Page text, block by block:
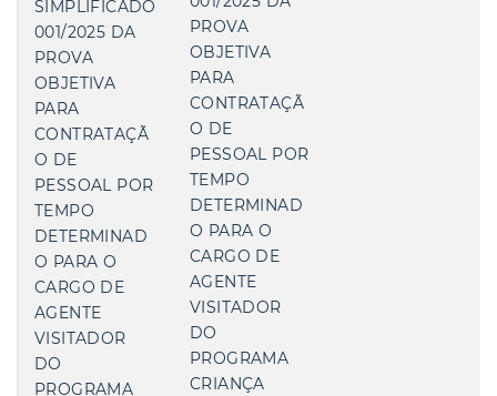
SIMPLIFICADO
001/2025 DA
PROVA
OBJETIVA
PARA
CONTRATAÇÃ
O DE
PESSOAL POR
TEMPO
DETERMINAD
O PARA O
CARGO DE
AGENTE
VISITADOR
DO
PROGRAMA
PROVA
OBJETIVA
PARA
CONTRATAÇÃ
O DE
PESSOAL POR
TEMPO
DETERMINAD
O PARA O
CARGO DE
AGENTE
VISITADOR
DO
PROGRAMA
CRIANÇA